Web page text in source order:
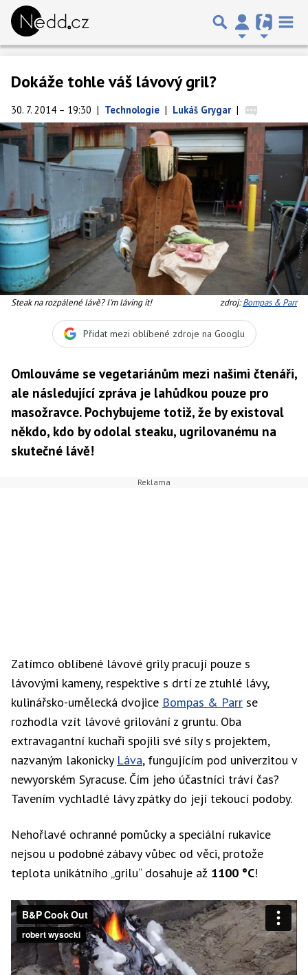
Dokáže tohle váš lávový gril?
30. 7. 2014 – 19:30 | Technologie | Lukáš Grygar |
Steak na rozpálené lávě? I'm láving it! zdroj:Bompas & Parr
Přidat mezi oblíbené zdroje na Googlu
Omlouváme se vegetariánům mezi našimi čtenáři,
ale následující zpráva je lahůdkou pouze pro
masožravce. Pochybujeme totiž, že by existoval
někdo, kdo by odolal steaku, ugrilovanému na
skutečné lávě!
Zatímco oblíbené lávové grily pracují pouze s
lávovými kameny, respektive s drtí ze ztuhlé lávy,
kulinářsko-umělecká dvojice Bompas & Parr se
rozhodla vzít lávové grilování z gruntu. Oba
extravagantní kuchaři spojili své síly s projektem,
nazvaným lakonicky Láva, fungujícím pod univerzitou v
newyorském Syracuse. Čím jeho účastníci tráví čas?
Tavením vychladlé lávy zpátky do její tekoucí podoby.
Nehořlavé ochranné pomůcky a speciální rukavice
nejsou u podobné zábavy vůbec od věci, protože
teplota unikátního „grilu“ dosahuje až 1100 °C!